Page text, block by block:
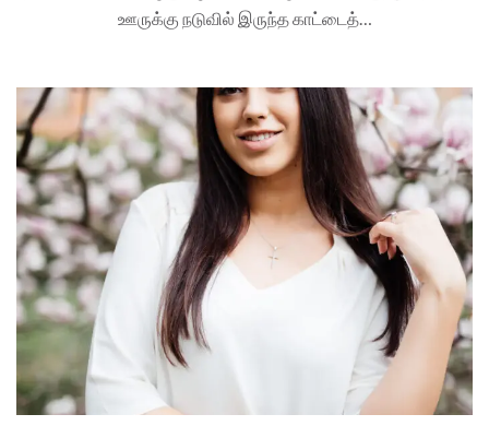
ஊருக்கு நடுவில் இருந்த காட்டைத்…